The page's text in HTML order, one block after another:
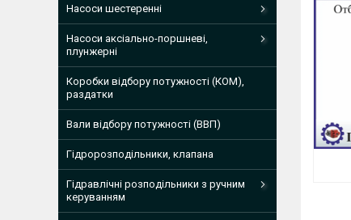
Насоси шестеренні
Насоси аксіально-поршневі,
плунжерні
Коробки відбору потужності (КОМ),
раздатки
Вали відбору потужності (ВВП)
Гідророзподільники, клапана
Гідравлічні розподільники з ручним
керуванням